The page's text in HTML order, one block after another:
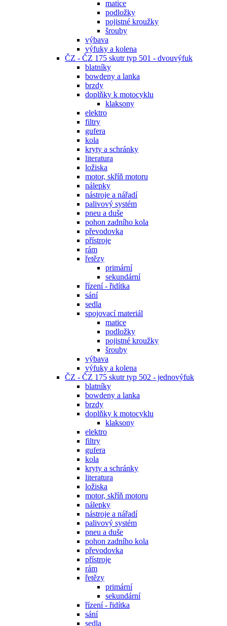
matice
podložky
pojistné kroužky
šrouby
výbava
výfuky a kolena
ČZ - ČZ 175 skutr typ 501 - dvouvýfuk
blatníky
bowdeny a lanka
brzdy
doplňky k motocyklu
klaksony
elektro
filtry
gufera
kola
kryty a schránky
literatura
ložiska
motor, skříň motoru
nálepky
nástroje a nářadí
palivový systém
pneu a duše
pohon zadního kola
převodovka
přístroje
rám
řetězy
primární
sekundární
řízení - řidítka
sání
sedla
spojovací materiál
matice
podložky
pojistné kroužky
šrouby
výbava
výfuky a kolena
ČZ - ČZ 175 skutr typ 502 - jednovýfuk
blatníky
bowdeny a lanka
brzdy
doplňky k motocyklu
klaksony
elektro
filtry
gufera
kola
kryty a schránky
literatura
ložiska
motor, skříň motoru
nálepky
nástroje a nářadí
palivový systém
pneu a duše
pohon zadního kola
převodovka
přístroje
rám
řetězy
primární
sekundární
řízení - řidítka
sání
sedla